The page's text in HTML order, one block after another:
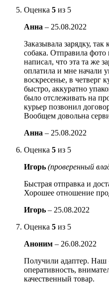
Оценка 5 из 5
Анна – 25.08.2022
Заказывала зарядку,
собака. Отправила
написал, что эта та же
оплатила и мне начали
воскресенье, в четверг
быстро, аккуратно
было отслеживать на
курьер позвонил
Вообщем довольна
Анна – 25.08.2022
Оценка 5 из 5
Игорь (проверенный
Быстрая отправка и
Хорошее отношение
Игорь – 25.08.2022
Оценка 5 из 5
Аноним – 26.08.2022
Получили адаптер. Наш
оперативность,
качественный товар.